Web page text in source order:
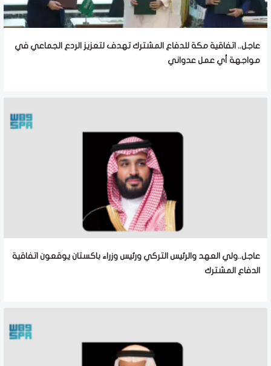
عاجل.. اتفاقية مكة للدفاع المشترك تهدف لتعزيز الردع الجماعي في
مواجهة أي عمل عدواني
عاجل..ولي العهد والرئيس التركي ورئيس وزراء باكستان يوقعون اتفاقية
الدفاع المشترك